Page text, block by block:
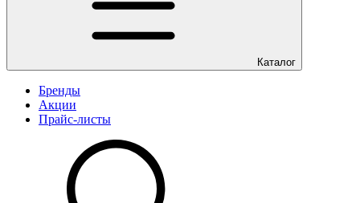
Каталог
Бренды
Акции
Прайс-листы